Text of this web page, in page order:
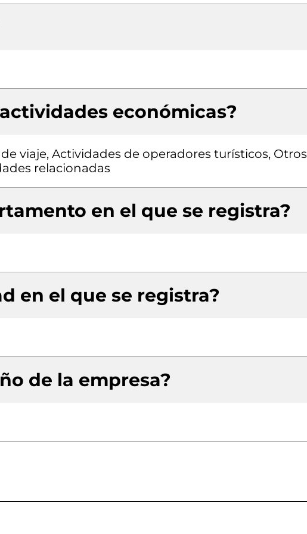
económicas?
viaje, Actividades de operadores turísticos, Otros
relacionadas
en el que se registra?
en el que se registra?
de la empresa?